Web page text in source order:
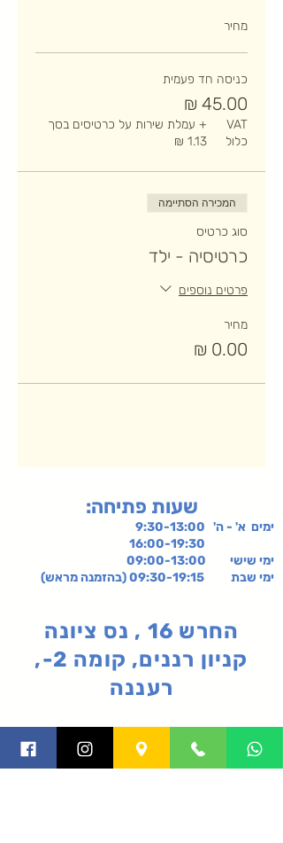
מחיר
כניסה חד פעמית
VAT
כלול
+ עמלת שירות על כרטיסים בסך
‏1.13 ‏₪
המכירה הסתיימה
סוג כרטיס
כרטיסיה - ילד
פרטים נוספים
מחיר
:שעות פתיחה
ימים א' - ה' 9:30-13:00
ימי שישי 09:00-13:00
ימי שבת 09:30-19:15 (בהזמנה מראש)
החרש 16 , נס ציונה
קניון רננים, קומה 2-,
רעננה